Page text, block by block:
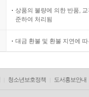
상품의 불량에 의한 반품,
준하여 처리됨
대금 환불 및 환불 지연에
청소년보호정책 도서홍보안내